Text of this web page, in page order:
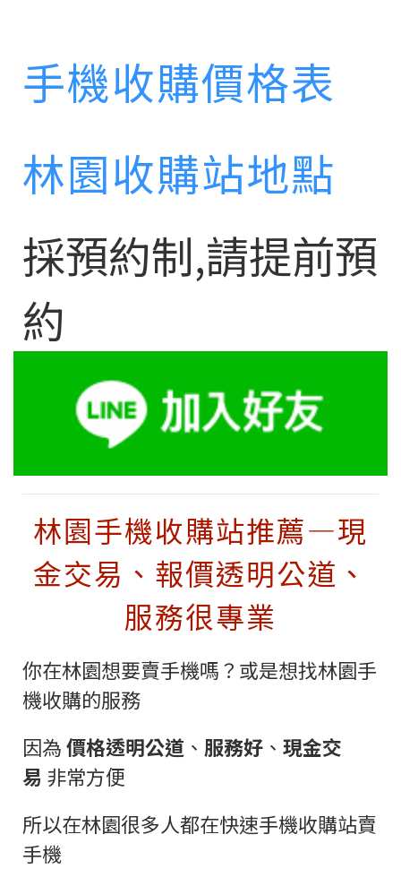
手機收購價格表
林園收購站地點
採預約制,請提前預
約
林園手機收購站推薦—現
金交易、報價透明公道、
服務很專業
你在林園想要賣手機嗎？或是想找林園手
機收購的服務
因為價格透明公道 、 服務好 、 現金交
易 非常方便
所以在林園很多人都在快速手機收購站賣
手機